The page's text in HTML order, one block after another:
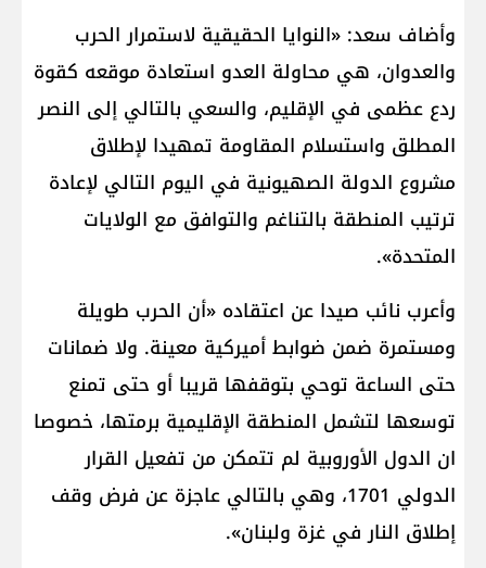
وأضاف سعد: «النوايا الحقيقية لاستمرار الحرب
والعدوان، هي محاولة العدو استعادة موقعه كقوة
ردع عظمى في الإقليم، والسعي بالتالي إلى النصر
المطلق واستسلام المقاومة تمهيدا لإطلاق
مشروع الدولة الصهيونية في اليوم التالي لإعادة
ترتيب المنطقة بالتناغم والتوافق مع الولايات
المتحدة».
وأعرب نائب صيدا عن اعتقاده «أن الحرب طويلة
ومستمرة ضمن ضوابط أميركية معينة. ولا ضمانات
حتى الساعة توحي بتوقفها قريبا أو حتى تمنع
توسعها لتشمل المنطقة الإقليمية برمتها، خصوصا
ان الدول الأوروبية لم تتمكن من تفعيل القرار
الدولي 1701، وهي بالتالي عاجزة عن فرض وقف
إطلاق النار في غزة ولبنان».